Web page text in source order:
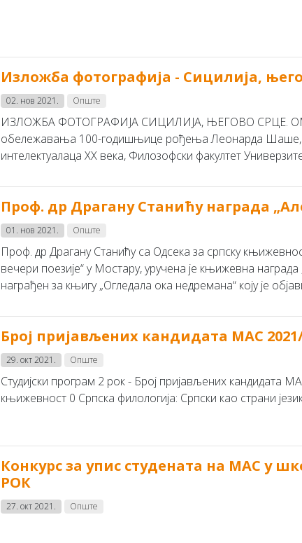
Изложба фотографија - Сицилија,
02. нов 2021. Опште
ИЗЛОЖБА ФОТОГРАФИЈА СИЦИЛИЈА, ЊЕГОВО СРЦЕ.
обележавања 100-годишњице рођења Леонарда Шаше,
интелектуалаца XX века, Филозофски факултет
Проф. др Драгану Станићу награда
01. нов 2021. Опште
Проф. др Драгану Станићу са Одсека за српску
вечери поезије“ у Мостару, уручена је књижевна
награђен за књигу „Огледала ока недремана“ коју је
Број пријављених кандидата MAC
29. окт 2021. Опште
Студијски програм 2 рок - Број пријављених кандидата
књижевност 0 Српска филологија: Српски као страни
Конкурс за упис студената на МАС у
РОК
27. окт 2021. Опште